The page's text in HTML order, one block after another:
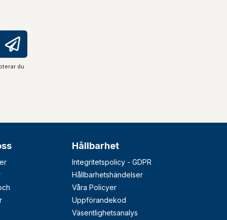
du
Hållbarhet
Integritetspolicy - GDPR
Hållbarhetshändelser
Våra Policyer
Uppförandekod
Väsentlighetsanalys